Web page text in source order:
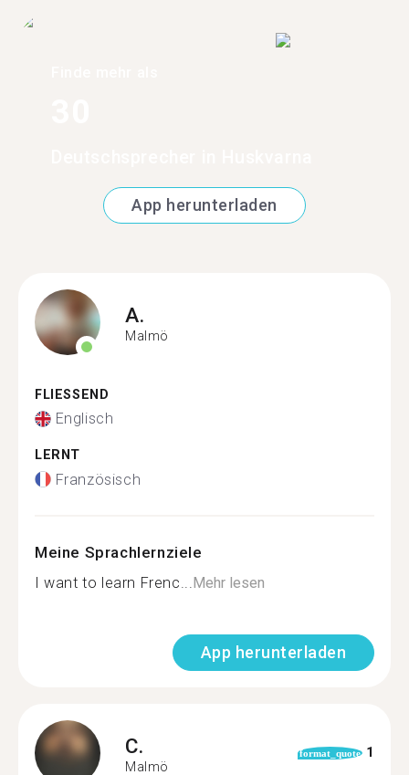
App herunterladen
A.
Malmö
FLIESSEND
Englisch
LERNT
Französisch
Meine Sprachlernziele
I want to learn Frenc... Mehr lesen
App herunterladen
C.
Malmö
format_quote 1